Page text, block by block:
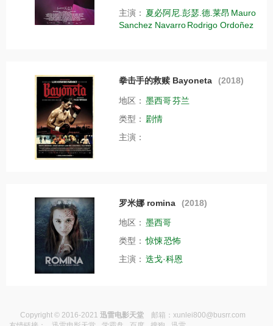
主演： 夏必阿尼.彭瑟.德.莱昂 Mauro
Sanchez NavarroRodrigo Ordoñez
拳击手的救赎 Bayoneta (2018)
地区： 墨西哥芬兰
类型： 剧情
主演：
罗米娜 romina (2018)
地区： 墨西哥
类型： 惊悚恐怖
主演： 迭戈·科恩
Copyright © 2016-2021 迅雷电影天堂 邮箱： xunlei800@busrr.com